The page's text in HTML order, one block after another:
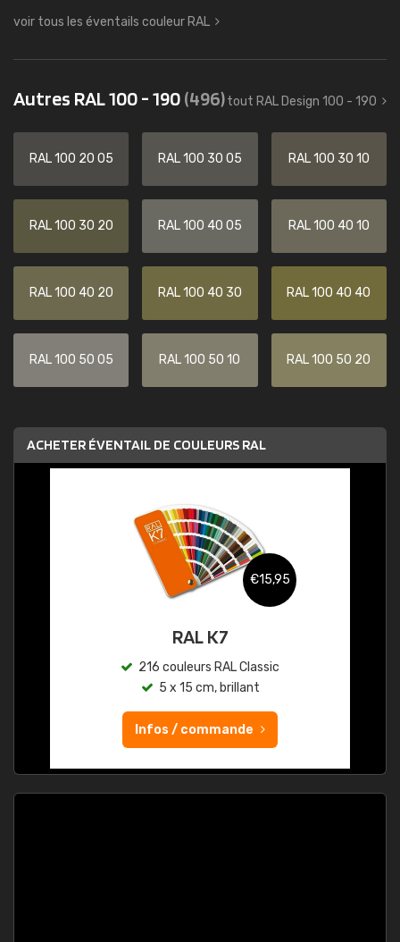
voir tous les éventails couleur RAL
Autres RAL 100 - 190(496)tout RAL Design 100 - 190
RAL 100 20 05 RAL 100 30 05 RAL 100 30 10
RAL 100 30 20 RAL 100 40 05 RAL 100 40 10
RAL 100 40 20 RAL 100 40 30 RAL 100 40 40
RAL 100 50 05 RAL 100 50 10 RAL 100 50 20
ACHETER ÉVENTAIL DE COULEURS RAL
€15,95
RAL K7
216 couleurs RAL Classic
5 x 15 cm, brillant
Infos / commande